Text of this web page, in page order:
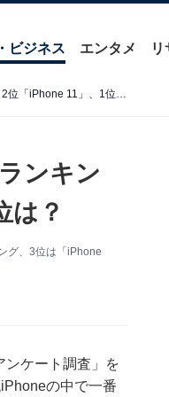
ビジネス エンタメ リ
500人に聞いた「今使っているiPhoneの機種」ランキング！ 3位「iPhone 8」、2位「iPhone 11」、1位は？
ンキン
は？
グ、3位は「iPhone
ンケート調査」を
の中で一番